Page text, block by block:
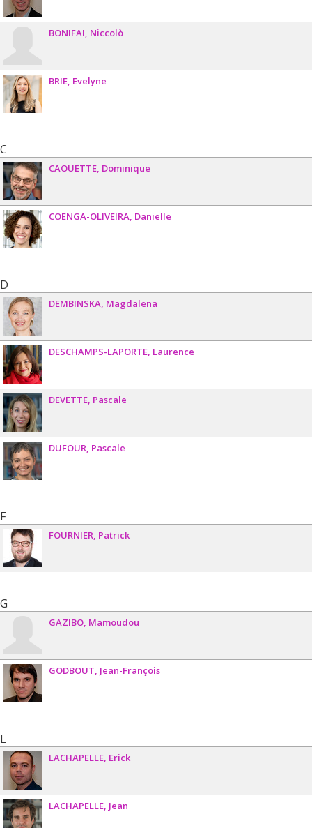
BONIFAI Niccolò
BRIE Evelyne
C
CAOUETTE Dominique
COENGA-OLIVEIRA Danielle
D
DEMBINSKA Magdalena
DESCHAMPS-LAPORTE Laurence
DEVETTE Pascale
DUFOUR Pascale
F
FOURNIER Patrick
G
GAZIBO Mamoudou
GODBOUT Jean-François
L
LACHAPELLE Erick
LACHAPELLE Jean